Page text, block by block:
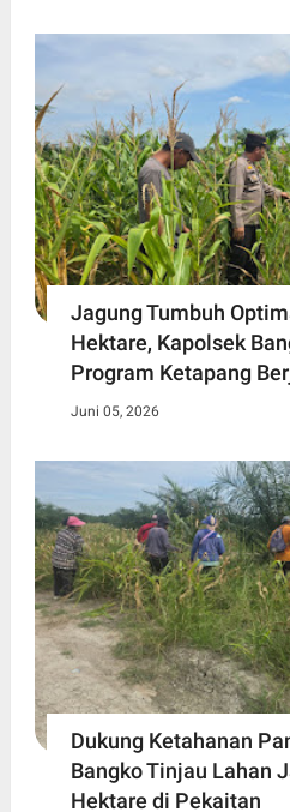
Jagung Tumbuh
Hektare, Kapolsek
Program Ketapang
Juni 05, 2026
Dukung Ketahanan
Bangko Tinjau Lahan
Hektare di Pekaitan